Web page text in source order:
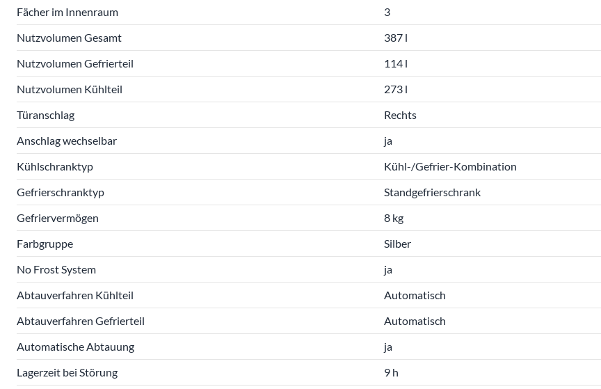
Fächer im Innenraum
3
Nutzvolumen Gesamt
387 l
Nutzvolumen Gefrierteil
114 l
Nutzvolumen Kühlteil
273 l
Türanschlag
Rechts
Anschlag wechselbar
ja
Kühlschranktyp
Kühl-/Gefrier-Kombination
Gefrierschranktyp
Standgefrierschrank
Gefriervermögen
8 kg
Farbgruppe
Silber
No Frost System
ja
Abtauverfahren Kühlteil
Automatisch
Abtauverfahren Gefrierteil
Automatisch
Automatische Abtauung
ja
Lagerzeit bei Störung
9 h